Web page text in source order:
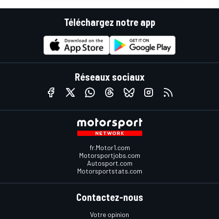
Téléchargez notre app
Réseaux sociaux
fr.Motor1.com
Motorsportjobs.com
Autosport.com
Motorsportstats.com
Contactez-nous
Votre opinion